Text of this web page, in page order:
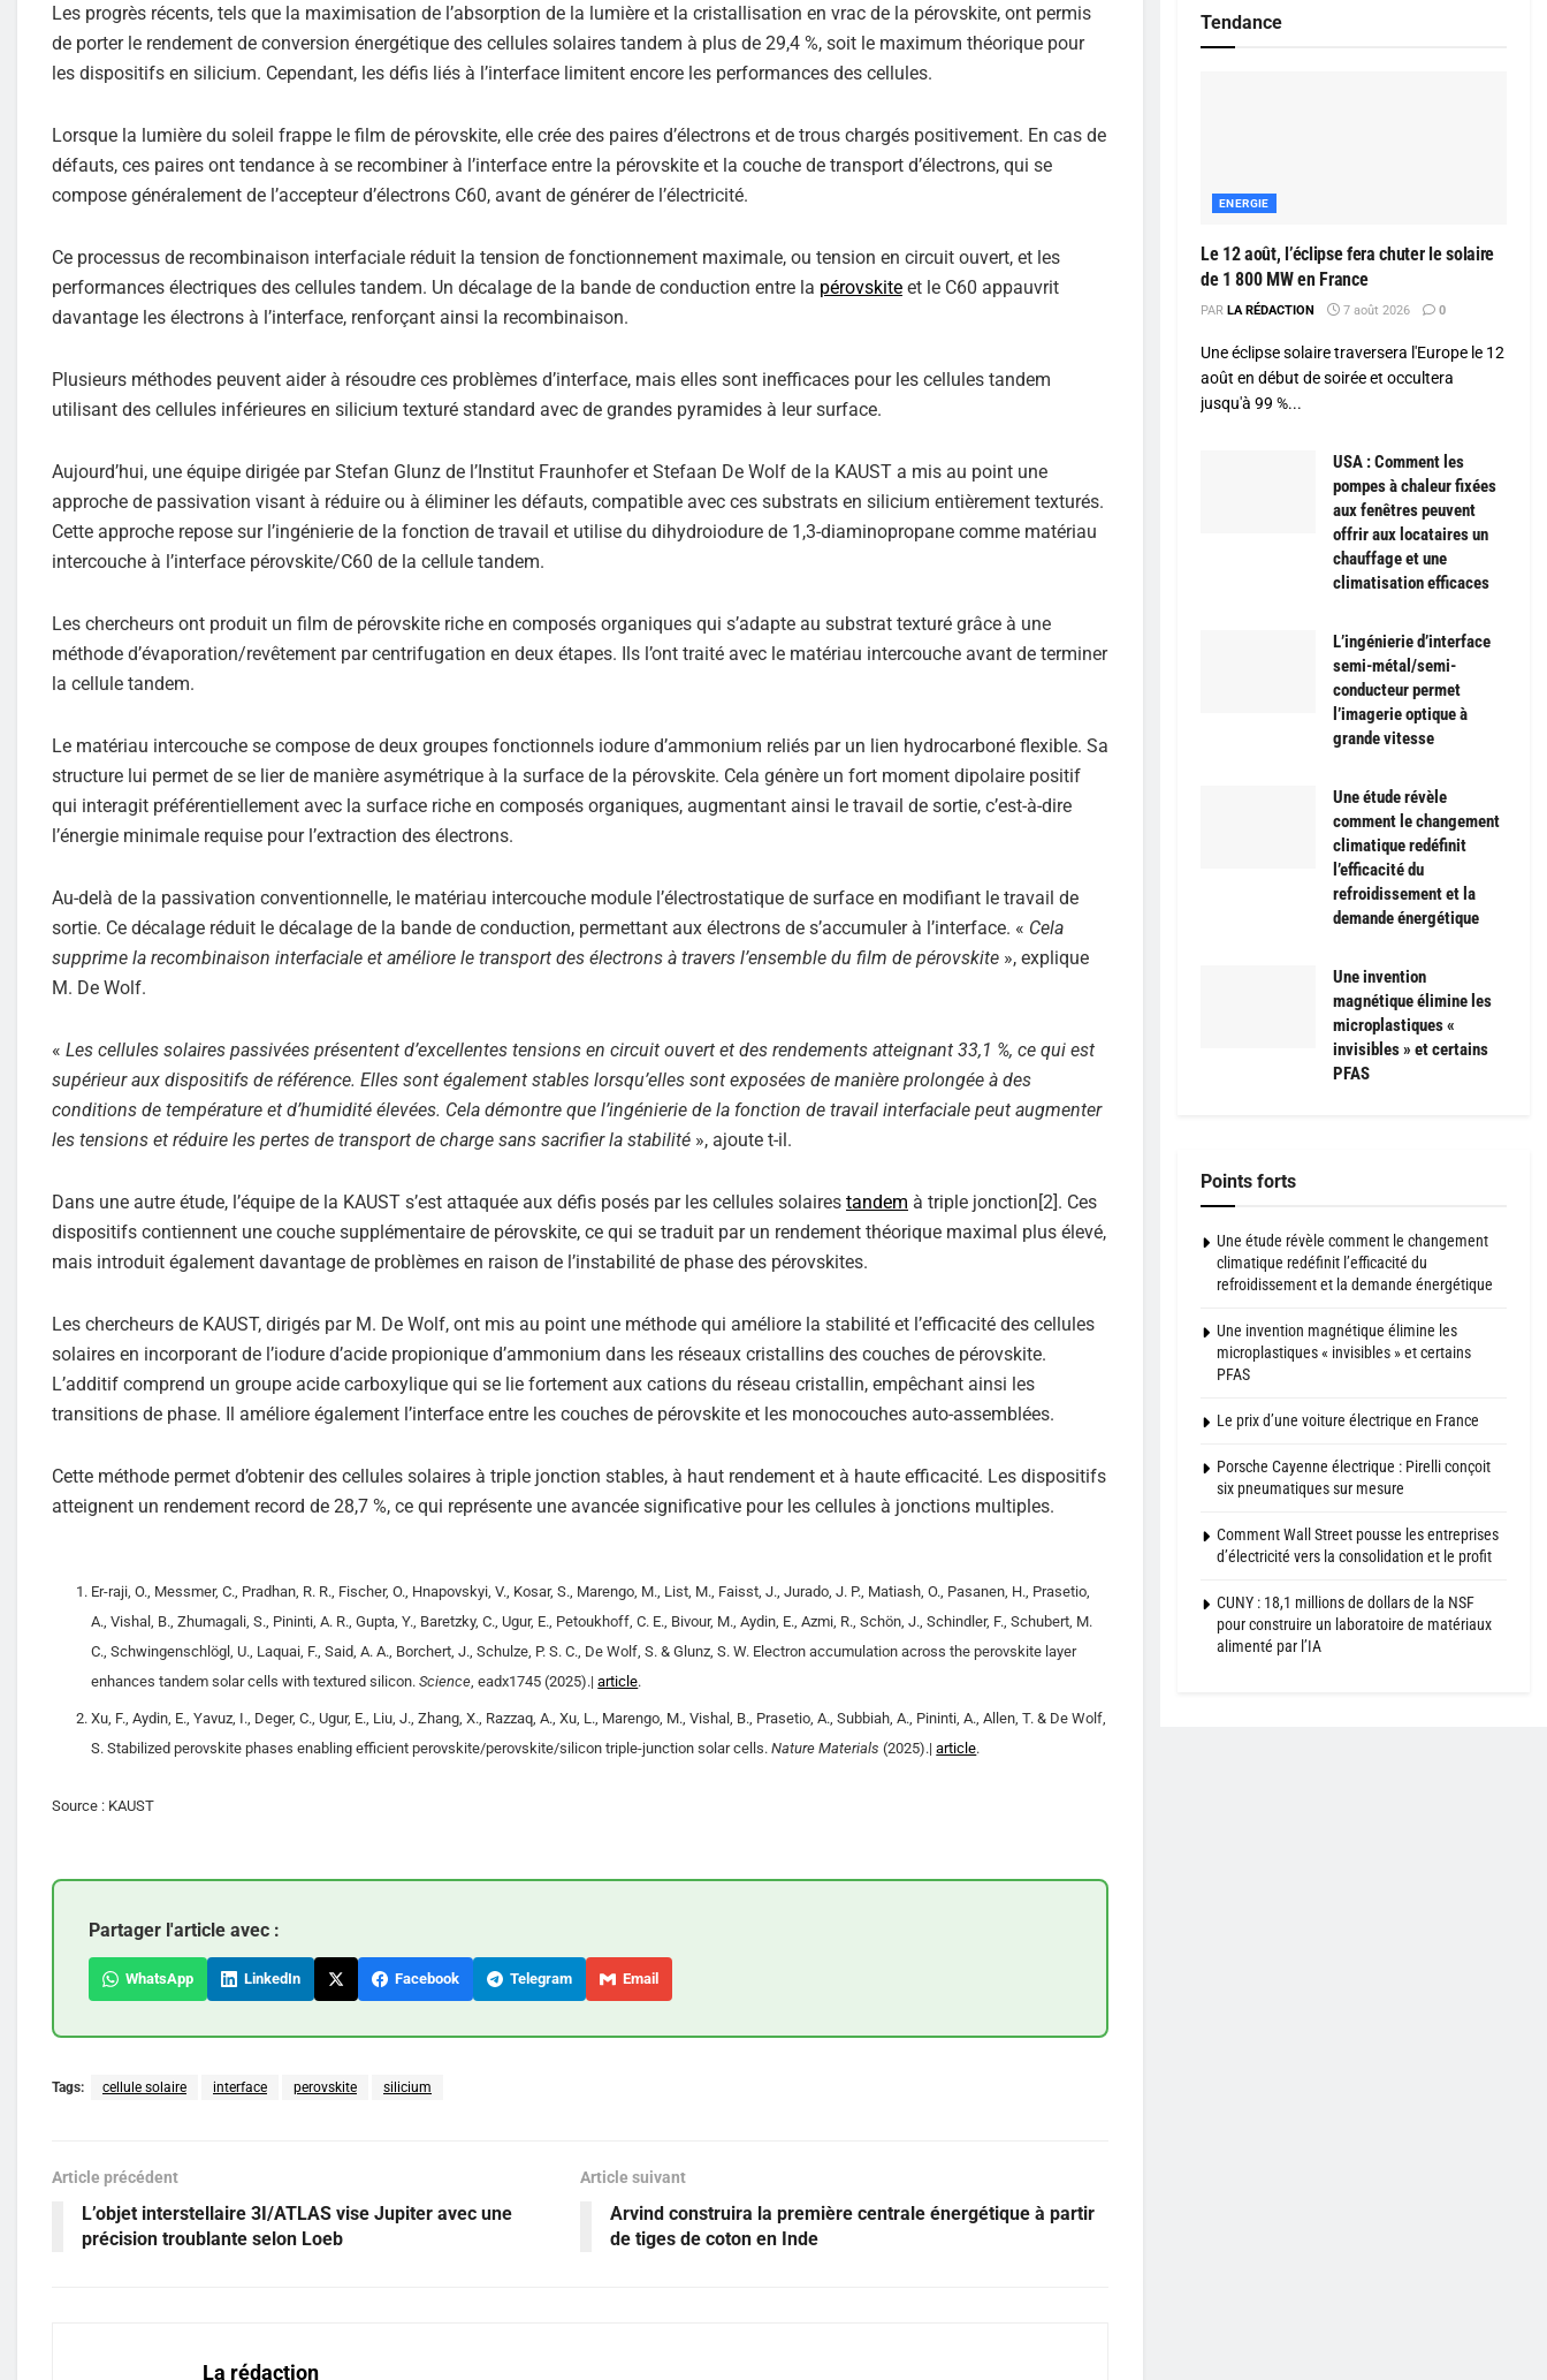
Les progrès récents, tels que la maximisation de l’absorption de la lumière et la cristallisation en vrac de la pérovskite, ont permis
de porter le rendement de conversion énergétique des cellules solaires tandem à plus de 29,4 %, soit le maximum théorique pour
les dispositifs en silicium. Cependant, les défis liés à l’interface limitent encore les performances des cellules.
Lorsque la lumière du soleil frappe le film de pérovskite, elle crée des paires d’électrons et de trous chargés positivement. En cas de
défauts, ces paires ont tendance à se recombiner à l’interface entre la pérovskite et la couche de transport d’électrons, qui se
compose généralement de l’accepteur d’électrons C60, avant de générer de l’électricité.
Ce processus de recombinaison interfaciale réduit la tension de fonctionnement maximale, ou tension en circuit ouvert, et les
performances électriques des cellules tandem. Un décalage de la bande de conduction entre la pérovskite et le C60 appauvrit
davantage les électrons à l’interface, renforçant ainsi la recombinaison.
Plusieurs méthodes peuvent aider à résoudre ces problèmes d’interface, mais elles sont inefficaces pour les cellules tandem
utilisant des cellules inférieures en silicium texturé standard avec de grandes pyramides à leur surface.
Aujourd’hui, une équipe dirigée par Stefan Glunz de l’Institut Fraunhofer et Stefaan De Wolf de la KAUST a mis au point une
approche de passivation visant à réduire ou à éliminer les défauts, compatible avec ces substrats en silicium entièrement texturés.
Cette approche repose sur l’ingénierie de la fonction de travail et utilise du dihydroiodure de 1,3-diaminopropane comme matériau
intercouche à l’interface pérovskite/C60 de la cellule tandem.
Les chercheurs ont produit un film de pérovskite riche en composés organiques qui s’adapte au substrat texturé grâce à une
méthode d’évaporation/revêtement par centrifugation en deux étapes. Ils l’ont traité avec le matériau intercouche avant de terminer
la cellule tandem.
Le matériau intercouche se compose de deux groupes fonctionnels iodure d’ammonium reliés par un lien hydrocarboné flexible. Sa
structure lui permet de se lier de manière asymétrique à la surface de la pérovskite. Cela génère un fort moment dipolaire positif
qui interagit préférentiellement avec la surface riche en composés organiques, augmentant ainsi le travail de sortie, c’est-à-dire
l’énergie minimale requise pour l’extraction des électrons.
Au-delà de la passivation conventionnelle, le matériau intercouche module l’électrostatique de surface en modifiant le travail de
sortie. Ce décalage réduit le décalage de la bande de conduction, permettant aux électrons de s’accumuler à l’interface. « Cela
supprime la recombinaison interfaciale et améliore le transport des électrons à travers l’ensemble du film de pérovskite », explique
M. De Wolf.
« Les cellules solaires passivées présentent d’excellentes tensions en circuit ouvert et des rendements atteignant 33,1 %, ce qui est
supérieur aux dispositifs de référence. Elles sont également stables lorsqu’elles sont exposées de manière prolongée à des
conditions de température et d’humidité élevées. Cela démontre que l’ingénierie de la fonction de travail interfaciale peut augmenter
les tensions et réduire les pertes de transport de charge sans sacrifier la stabilité », ajoute t-il.
Dans une autre étude, l’équipe de la KAUST s’est attaquée aux défis posés par les cellules solaires tandem à triple jonction[2]. Ces
dispositifs contiennent une couche supplémentaire de pérovskite, ce qui se traduit par un rendement théorique maximal plus élevé,
mais introduit également davantage de problèmes en raison de l’instabilité de phase des pérovskites.
Les chercheurs de KAUST, dirigés par M. De Wolf, ont mis au point une méthode qui améliore la stabilité et l’efficacité des cellules
solaires en incorporant de l’iodure d’acide propionique d’ammonium dans les réseaux cristallins des couches de pérovskite.
L’additif comprend un groupe acide carboxylique qui se lie fortement aux cations du réseau cristallin, empêchant ainsi les
transitions de phase. Il améliore également l’interface entre les couches de pérovskite et les monocouches auto-assemblées.
Cette méthode permet d’obtenir des cellules solaires à triple jonction stables, à haut rendement et à haute efficacité. Les dispositifs
atteignent un rendement record de 28,7 %, ce qui représente une avancée significative pour les cellules à jonctions multiples.
Er-raji, O., Messmer, C., Pradhan, R. R., Fischer, O., Hnapovskyi, V., Kosar, S., Marengo, M., List, M., Faisst, J., Jurado, J. P., Matiash, O., Pasanen, H., Prasetio,
A., Vishal, B., Zhumagali, S., Pininti, A. R., Gupta, Y., Baretzky, C., Ugur, E., Petoukhoff, C. E., Bivour, M., Aydin, E., Azmi, R., Schön, J., Schindler, F., Schubert, M.
C., Schwingenschlögl, U., Laquai, F., Said, A. A., Borchert, J., Schulze, P. S. C., De Wolf, S. & Glunz, S. W. Electron accumulation across the perovskite layer
enhances tandem solar cells with textured silicon.Science , eadx1745 (2025).|article.
Xu, F., Aydin, E., Yavuz, I., Deger, C., Ugur, E., Liu, J., Zhang, X., Razzaq, A., Xu, L., Marengo, M., Vishal, B., Prasetio, A., Subbiah, A., Pininti, A., Allen, T. & De Wolf,
S. Stabilized perovskite phases enabling efficient perovskite/perovskite/silicon triple-junction solar cells.Nature Materials (2025).|article.
Source : KAUST
Partager l'article avec :
WhatsApp LinkedIn Facebook Telegram Email
Tags: cellule solaire interface perovskite silicium
Article précédent
L’objet interstellaire 3I/ATLAS vise Jupiter avec une
précision troublante selon Loeb
Article suivant
Arvind construira la première centrale énergétique à partir
de tiges de coton en Inde
La rédaction
Tendance
ENERGIE
Le 12 août, l’éclipse fera chuter le solaire
de 1 800 MW en France
PAR LA RÉDACTION 7 août 2026 0
Une éclipse solaire traversera l'Europe le 12
août en début de soirée et occultera
jusqu'à 99 %...
USA : Comment les
pompes à chaleur fixées
aux fenêtres peuvent
offrir aux locataires un
chauffage et une
climatisation efficaces
L’ingénierie d’interface
semi-métal/semi-
conducteur permet
l’imagerie optique à
grande vitesse
Une étude révèle
comment le changement
climatique redéfinit
l’efficacité du
refroidissement et la
demande énergétique
Une invention
magnétique élimine les
microplastiques «
invisibles » et certains
PFAS
Points forts
Une étude révèle comment le changement
climatique redéfinit l’efficacité du
refroidissement et la demande énergétique
Une invention magnétique élimine les
microplastiques « invisibles » et certains
PFAS
Le prix d’une voiture électrique en France
Porsche Cayenne électrique : Pirelli conçoit
six pneumatiques sur mesure
Comment Wall Street pousse les entreprises
d’électricité vers la consolidation et le profit
CUNY : 18,1 millions de dollars de la NSF
pour construire un laboratoire de matériaux
alimenté par l’IA